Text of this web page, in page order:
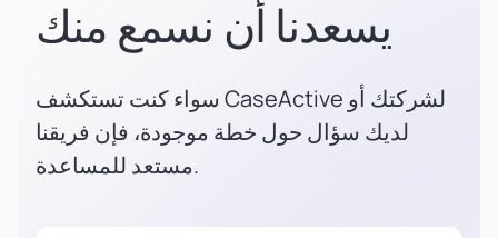
يسعدنا أن نسمع منك
سواء كنت تستكشف CaseActive لشركتك أو
لديك سؤال حول خطة موجودة، فإن فريقنا
مستعد للمساعدة.